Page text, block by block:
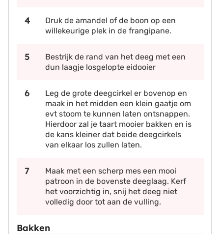
Druk de amandel of de boon op een
willekeurige plek in de frangipane.
Bestrijk de rand van het deeg met een
dun laagje losgelopte eidooier
Leg de grote deegcirkel er bovenop en
maak in het midden een klein gaatje om
evt stoom te kunnen laten ontsnappen.
Hierdoor zal je taart mooier bakken en is
de kans kleiner dat beide deegcirkels
van elkaar los zullen laten.
Maak met een scherp mes een mooi
patroon in de bovenste deeglaag. Kerf
het voorzichtig in, snij het deeg niet
volledig door tot aan de vulling.
Bakken